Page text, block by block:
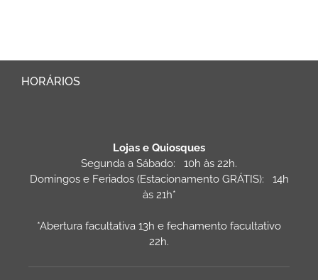
HORÁRIOS
Lojas e Quiosques
Segunda a Sábado: 10h às 22h.
Domingos e Feriados (Estacionamento GRÁTIS): 14h
às 21h*
*Abertura facultativa 13h e fechamento facultativo
22h.